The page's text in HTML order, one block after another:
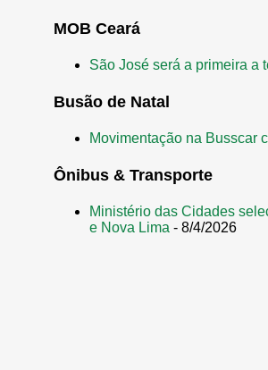
MOB Ceará
São José será a primeira a
Busão de Natal
Movimentação na Busscar
Ônibus & Transporte
Ministério das Cidades
e Nova Lima - 8/4/2026